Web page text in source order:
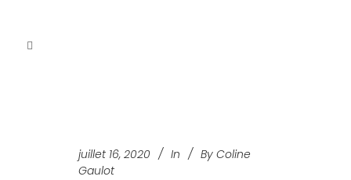
juillet 16, 2020 In By Coline
Gaulot